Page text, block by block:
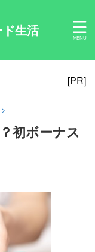
生活
[PR]
>
初ボーナス